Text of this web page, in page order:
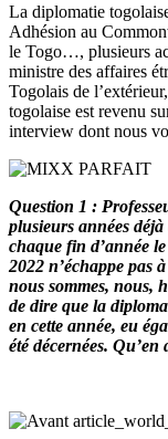
La diplomatie
Adhésion au
le Togo…, plusieurs
ministre des affaires
Togolais de
togolaise est revenu
interview dont nous
Question 1 :
plusieurs années
chaque fin d’année
2022 n’échappe pas
nous sommes, nous,
de dire que la
en cette année, eu
été décernées.